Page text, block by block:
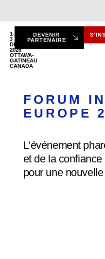
1-
3
DÉC.
2026
OTTAWA-
GATINEAU
CANADA
DEVENIR
PARTENAIRE
FORUM
EUROPE
L’événement
et de la
pour une